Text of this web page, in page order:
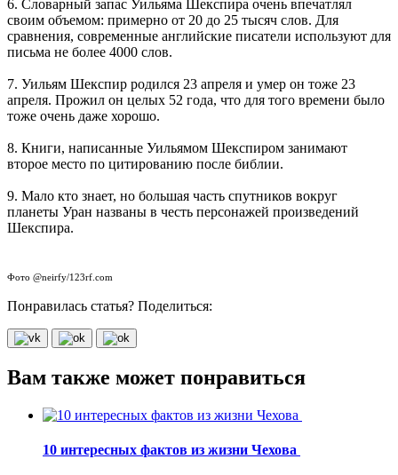
6. Словарный запас Уильяма Шекспира очень впечатлял
своим объемом: примерно от 20 до 25 тысяч слов. Для
сравнения, современные английские писатели используют для
письма не более 4000 слов.
7. Уильям Шекспир родился 23 апреля и умер он тоже 23
апреля. Прожил он целых 52 года, что для того времени было
тоже очень даже хорошо.
8. Книги, написанные Уильямом Шекспиром занимают
второе место по цитированию после библии.
9. Мало кто знает, но большая часть спутников вокруг
планеты Уран названы в честь персонажей произведений
Шекспира.
Фото @neirfy/123rf.com
Понравилась статья? Поделиться:
Вам также может понравиться
10 интересных фактов из жизни Чехова